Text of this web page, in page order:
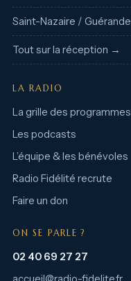
Saint-Nazaire / Guérande
Tout sur la réception →
LA RADIO
La grille des programmes
Les podcasts
L’équipe & les bénévoles
Radio Fidélité recrute
Faire un don
ON SE PARLE ?
02 40 69 27 27